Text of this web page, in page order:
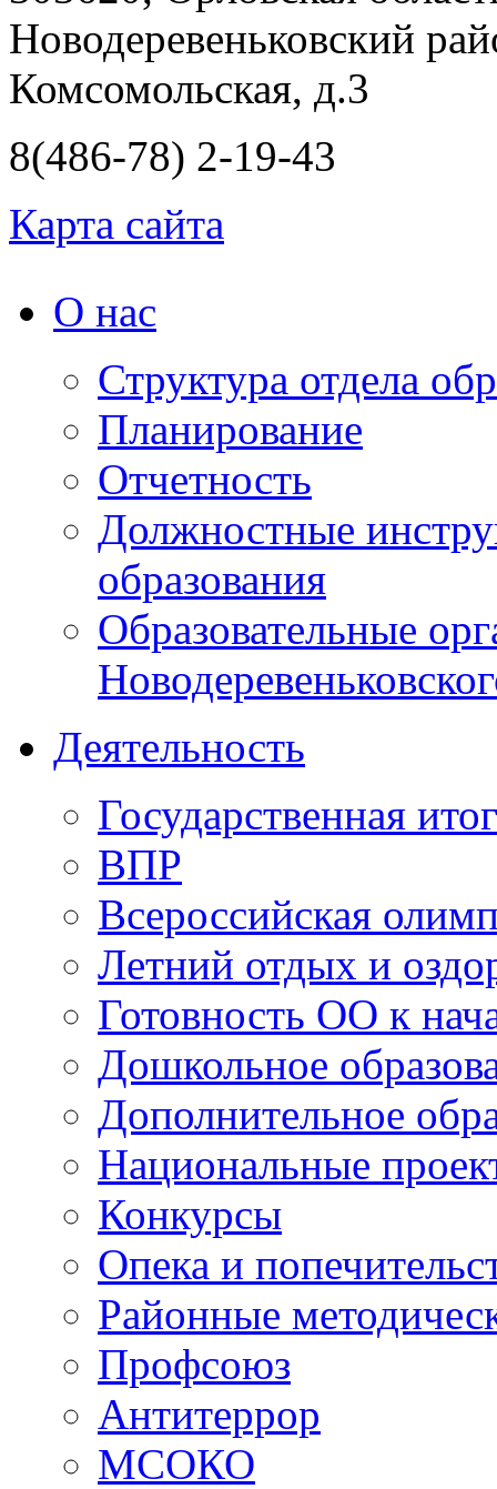
Новодеревеньковский
Комсомольская, д.3
8(486-78) 2-19-43
Карта сайта
О нас
Структура отдела
Планирование
Отчетность
Должностные
образования
Образовательные
Деятельность
Государственная
ВПР
Всероссийская
Летний отдых и
Готовность ОО к
Дошкольное
Дополнительное
Национальные
Конкурсы
Опека и
Районные
Профсоюз
Антитеррор
МСОКО